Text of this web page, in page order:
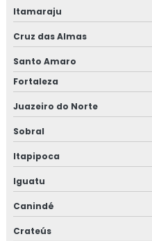
Itamaraju
Cruz das Almas
Santo Amaro
Fortaleza
Juazeiro do Norte
Sobral
Itapipoca
Iguatu
Canindé
Crateús